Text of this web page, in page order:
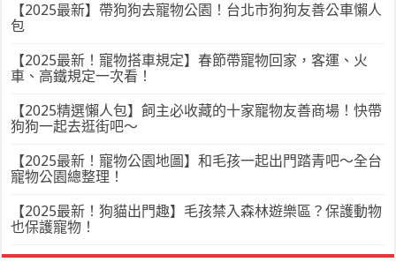
【2025最新】帶狗狗去寵物公園！台北市狗狗友善公車懶人
包
【2025最新！寵物搭車規定】春節帶寵物回家，客運、火
車、高鐵規定一次看！
【2025精選懶人包】飼主必收藏的十家寵物友善商場！快帶
狗狗一起去逛街吧～
【2025最新！寵物公園地圖】和毛孩一起出門踏青吧～全台
寵物公園總整理！
【2025最新！狗貓出門趣】毛孩禁入森林遊樂區？保護動物
也保護寵物！